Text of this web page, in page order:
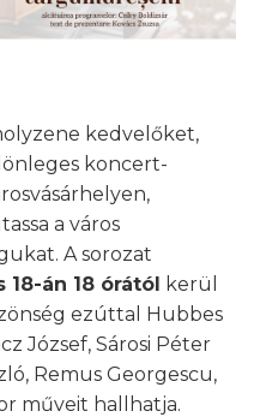
kedvelőket,
koncert-
a város
A sorozat
18-án 18 órától kerül
ezúttal Hubbes
József, Sárosi Péter
Remus Georgescu,
műveit hallhatja.